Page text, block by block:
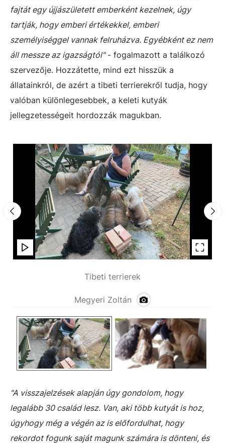
fajtát egy újjászületett emberként kezelnek, úgy
tartják, hogy emberi értékekkel, emberi
személyiséggel vannak felruházva. Egyébként ez nem
áll messze az igazságtól"- fogalmazott a találkozó
szervezője. Hozzátette, mind ezt hisszük a
állatainkról, de azért a tibeti terrierekről tudja, hogy
valóban különlegesebbek, a keleti kutyák
jellegzetességeit hordozzák magukban.
Tibeti terrierek
Megyeri Zoltán
"A visszajelzések alapján úgy gondolom, hogy
legalább 30 család lesz. Van, aki több kutyát is hoz,
úgyhogy még a végén az is előfordulhat, hogy
rekordot fogunk saját magunk számára is dönteni, és